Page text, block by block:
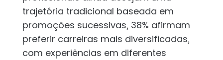
trajetória tradicional baseada em
promoções sucessivas, 38% afirmam
preferir carreiras mais diversificadas,
com experiências em diferentes